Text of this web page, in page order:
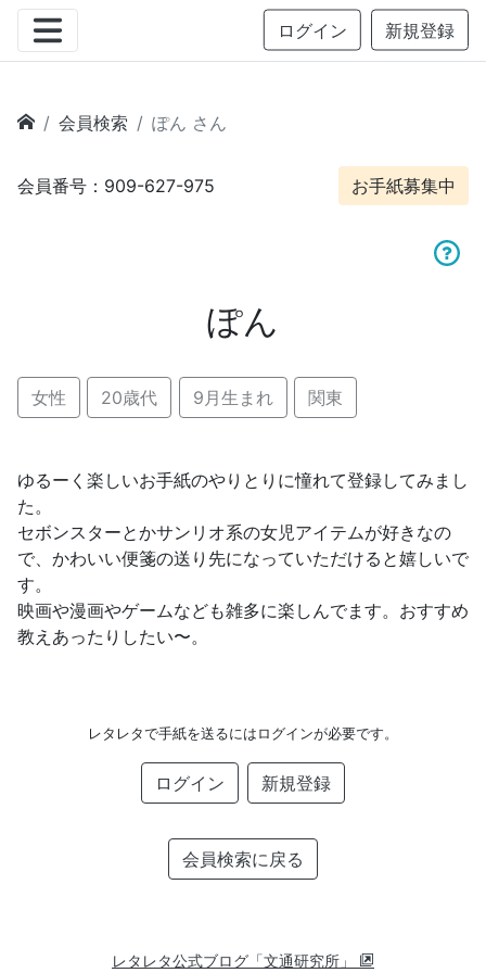
ログイン 新規登録
会員検索 ぽん さん
会員番号：909-627-975 お手紙募集中
ぽん
女性 20歳代 9月生まれ 関東
ゆるーく楽しいお手紙のやりとりに憧れて登録してみまし
た。
セボンスターとかサンリオ系の女児アイテムが好きなの
で、かわいい便箋の送り先になっていただけると嬉しいで
す。
映画や漫画やゲームなども雑多に楽しんでます。おすすめ
教えあったりしたい〜。
レタレタで手紙を送るにはログインが必要です。
ログイン 新規登録
会員検索に戻る
レタレタ公式ブログ「文通研究所」